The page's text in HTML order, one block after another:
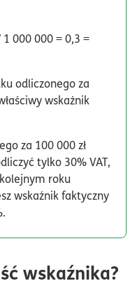
000 000 = 0,3 =
odliczonego za
wskaźnik
za 100 000 zł
tylko 30% VAT,
roku
wskaźnik faktyczny
wskaźnika?